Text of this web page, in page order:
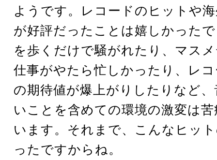
ようです。レコードのヒットや
が好評だったことは嬉しかった
を歩くだけで騒がれたり、マス
仕事がやたら忙しかったり、レ
の期待値が爆上がりしたりなど
いことを含めての環境の激変は
います。それまで、こんなヒッ
ったですからね。